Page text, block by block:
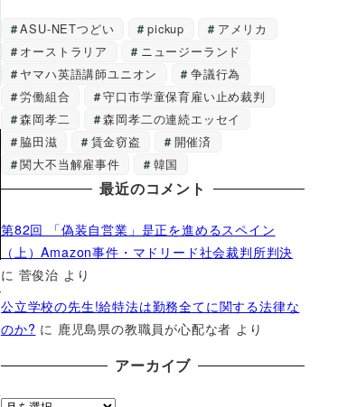
ASU-NETつどい pickup
アメリカ
オーストラリア
ニュージーランド
ヤマハ英語講師ユニオン
争議行為
労働組合
守口市学童保育雇い止め裁判
森岡孝二
森岡孝二の連続エッセイ
脇田滋
賃金窃盗
開催済
関大不当解雇事件
韓国
最近のコメント
第82回 「偽装自営業」是正を進めるスペイン
（上）Amazon事件・マドリード社会裁判所判決
に 菅俊治 より
公立学校の先生!給特法は勤務全てに関する法律な
のか? に 鹿児島県の教職員が心配な者 より
アーカイブ